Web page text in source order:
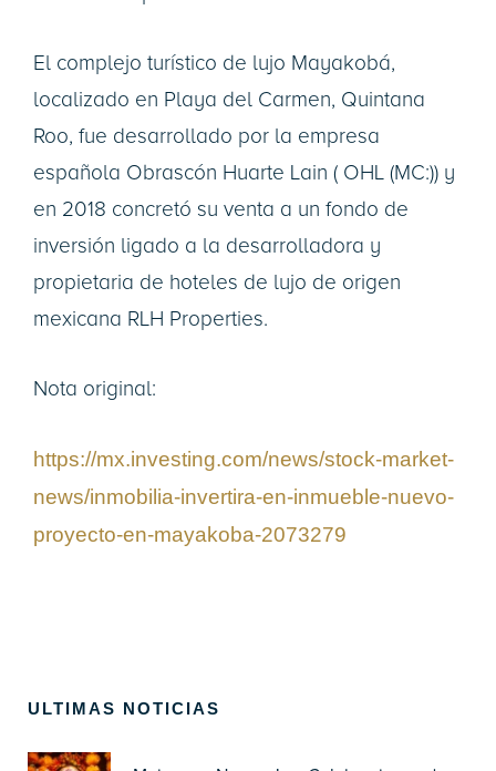
El complejo turístico de lujo Mayakobá,
localizado en Playa del Carmen, Quintana
Roo, fue desarrollado por la empresa
española Obrascón Huarte Lain ( OHL (MC:)) y
en 2018 concretó su venta a un fondo de
inversión ligado a la desarrolladora y
propietaria de hoteles de lujo de origen
mexicana RLH Properties.
Nota original:
https://mx.investing.com/news/stock-market-
news/inmobilia-invertira-en-inmueble-nuevo-
proyecto-en-mayakoba-2073279
ULTIMAS NOTICIAS